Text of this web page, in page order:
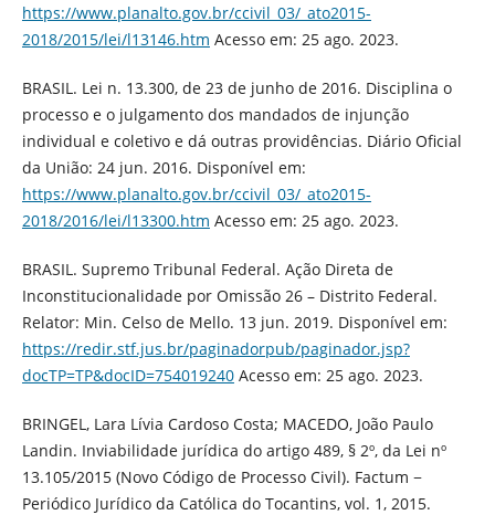
https://www.planalto.gov.br/ccivil_03/_ato2015-
2018/2015/lei/l13146.htm Acesso em: 25 ago. 2023.
BRASIL. Lei n. 13.300, de 23 de junho de 2016. Disciplina o
processo e o julgamento dos mandados de injunção
individual e coletivo e dá outras providências. Diário Oficial
da União: 24 jun. 2016. Disponível em:
https://www.planalto.gov.br/ccivil_03/_ato2015-
2018/2016/lei/l13300.htm Acesso em: 25 ago. 2023.
BRASIL. Supremo Tribunal Federal. Ação Direta de
Inconstitucionalidade por Omissão 26 – Distrito Federal.
Relator: Min. Celso de Mello. 13 jun. 2019. Disponível em:
https://redir.stf.jus.br/paginadorpub/paginador.jsp?
docTP=TP&docID=754019240Acesso em: 25 ago. 2023.
BRINGEL, Lara Lívia Cardoso Costa; MACEDO, João Paulo
Landin. Inviabilidade jurídica do artigo 489, § 2º, da Lei nº
13.105/2015 (Novo Código de Processo Civil). Factum −
Periódico Jurídico da Católica do Tocantins, vol. 1, 2015.